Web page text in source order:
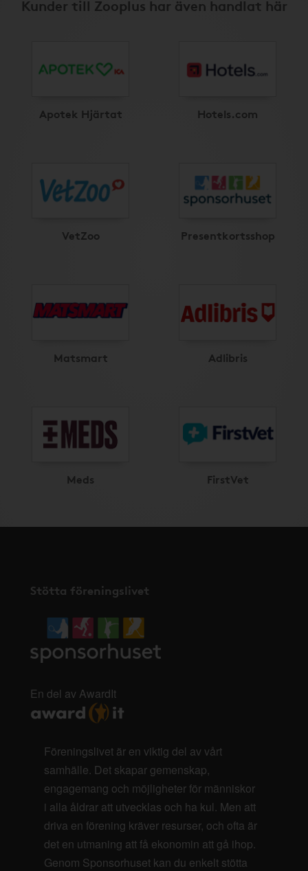
Kunder till Zooplus har även handlat här
Apotek Hjärtat Hotels.com
VetZoo Presentkortsshop
Matsmart Adlibris
Meds FirstVet
Stötta föreningslivet
En del av AwardIt
Föreningslivet är en viktig del av vårt
samhälle. Det skapar gemenskap,
engagemang och möjligheter för människor
i alla åldrar att utvecklas och ha kul. Men att
driva en förening kräver resurser, och ofta är
det en utmaning att få ekonomin att gå ihop.
Genom Sponsorhuset kan du enkelt stötta